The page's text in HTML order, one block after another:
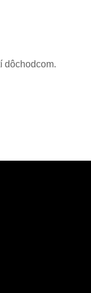
dôchodcom.